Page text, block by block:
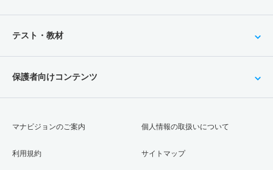
テスト・教材
保護者向けコンテンツ
マナビジョンのご案内
利用規約
個人情報の取扱いについて
サイトマップ